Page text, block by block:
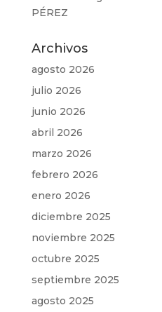
PÉREZ
Archivos
agosto 2026
julio 2026
junio 2026
abril 2026
marzo 2026
febrero 2026
enero 2026
diciembre 2025
noviembre 2025
octubre 2025
septiembre 2025
agosto 2025